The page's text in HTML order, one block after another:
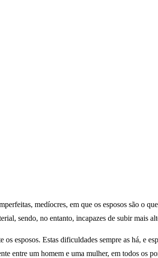
medíocres, em que os esposos são o
sendo, no entanto, incapazes de subir mais
esposos. Estas dificuldades sempre as há, e
entre um homem e uma mulher, em todos os